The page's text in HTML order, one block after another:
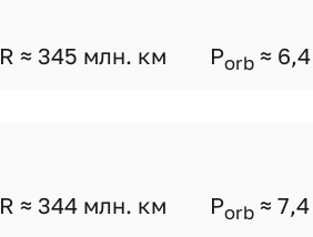
R ≈ 345 млн. км Porb ≈ 6,4
R ≈ 344 млн. км Porb ≈ 7,4